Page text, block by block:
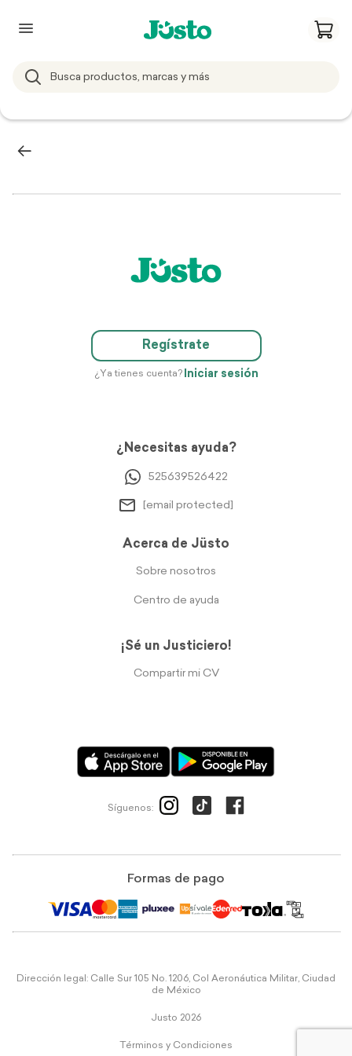
Regístrate
¿Ya tienes cuenta? Iniciar sesión
¿Necesitas ayuda?
525639526422
[email protected]
Acerca de Jüsto
Sobre nosotros
Centro de ayuda
¡Sé un Justiciero!
Compartir mi CV
Síguenos:
Formas de pago
Dirección legal: Calle Sur 105 No. 1206, Col Aeronáutica Militar, Ciudad
de México
Justo 2026
Términos y Condiciones